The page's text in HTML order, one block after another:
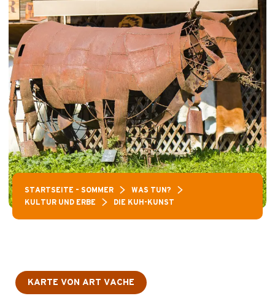
STARTSEITE – SOMMER
WAS TUN?
KULTUR UND ERBE
DIE KUH-KUNST
KARTE VON ART VACHE